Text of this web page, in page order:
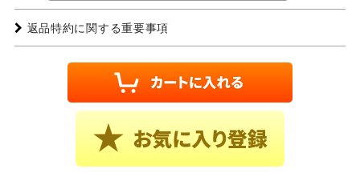
返品特約に関する重要事項